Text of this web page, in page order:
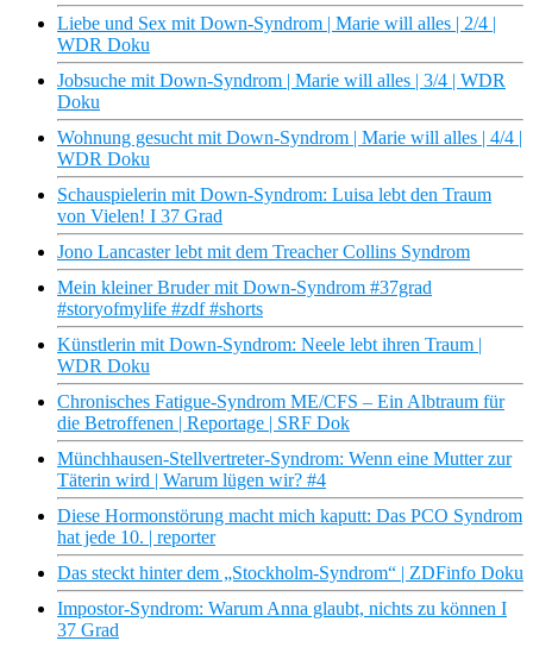
Liebe und Sex mit Down-Syndrom | Marie will alles | 2/4 |
WDR Doku
Jobsuche mit Down-Syndrom | Marie will alles | 3/4 | WDR
Doku
Wohnung gesucht mit Down-Syndrom | Marie will alles | 4/4 |
WDR Doku
Schauspielerin mit Down-Syndrom: Luisa lebt den Traum
von Vielen! I 37 Grad
Jono Lancaster lebt mit dem Treacher Collins Syndrom
Mein kleiner Bruder mit Down-Syndrom #37grad
#storyofmylife #zdf #shorts
Künstlerin mit Down-Syndrom: Neele lebt ihren Traum |
WDR Doku
Chronisches Fatigue-Syndrom ME/CFS – Ein Albtraum für
die Betroffenen | Reportage | SRF Dok
Münchhausen-Stellvertreter-Syndrom: Wenn eine Mutter zur
Täterin wird | Warum lügen wir? #4
Diese Hormonstörung macht mich kaputt: Das PCO Syndrom
hat jede 10. | reporter
Das steckt hinter dem „Stockholm-Syndrom“ | ZDFinfo Doku
Impostor-Syndrom: Warum Anna glaubt, nichts zu können I
37 Grad